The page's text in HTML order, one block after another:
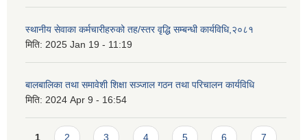
स्थानीय सेवाका कर्मचारीहरुको तह/स्तर वृद्धि सम्बन्धी कार्यविधि,२०८१
मिति: 2025 Jan 19 - 11:19
बालबालिका तथा समावेशी शिक्षा सञ्जाल गठन तथा परिचालन कार्यविधि
मिति: 2024 Apr 9 - 16:54
1 2 3 4 5 6 7